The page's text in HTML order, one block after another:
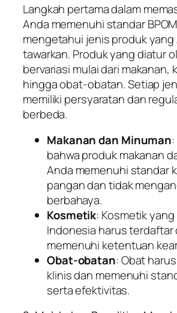
Langkah pertama dalam
Anda memenuhi standar
mengetahui jenis produk yang
tawarkan. Produk yang diatur
bervariasi mulai dari makanan,
hingga obat-obatan. Setiap
memiliki persyaratan dan
berbeda.
Makanan dan Minuman
bahwa produk makanan
Anda memenuhi standar
pangan dan tidak
berbahaya.
Kosmetik: Kosmetik
Indonesia harus terdaftar
memenuhi ketentuan
Obat-obatan: Obat
klinis dan memenuhi
serta efektivitas.